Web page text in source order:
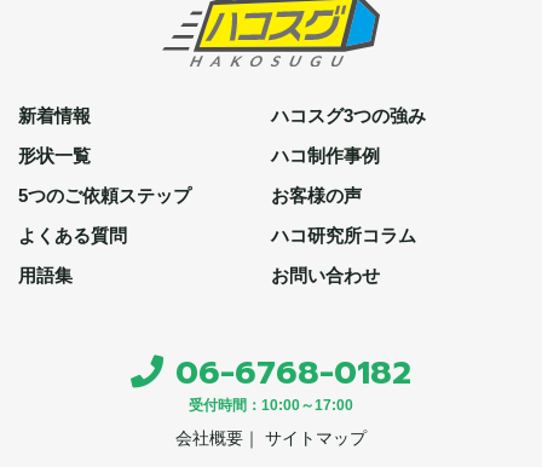
新着情報
ハコスグ3つの強み
形状一覧
ハコ制作事例
5つのご依頼ステップ
お客様の声
よくある質問
ハコ研究所コラム
用語集
お問い合わせ
06-6768-0182
受付時間：10:00～17:00
会社概要 ｜ サイトマップ